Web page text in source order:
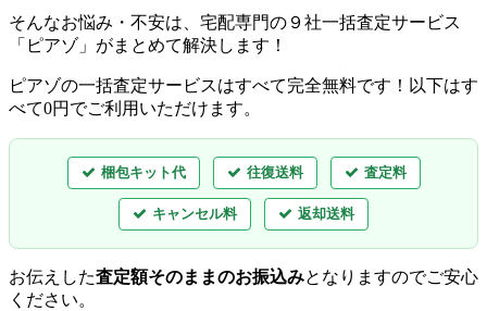
そんなお悩み・不安は、宅配専門の９社一括査定サービス
「ピアゾ」がまとめて解決します！
ピアゾの一括査定サービスはすべて完全無料です！以下はす
べて0円でご利用いただけます。
梱包キット代 往復送料 査定料
キャンセル料 返却送料
お伝えした査定額そのままのお振込みとなりますのでご安心
ください。